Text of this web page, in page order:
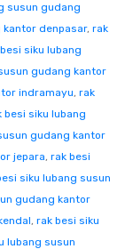
susun gudang
kantor denpasar, rak
siku lubang
gudang kantor
indramayu, rak
besi siku lubang
gudang kantor
jepara, rak besi
siku lubang susun
gudang kantor
, rak besi siku
lubang susun